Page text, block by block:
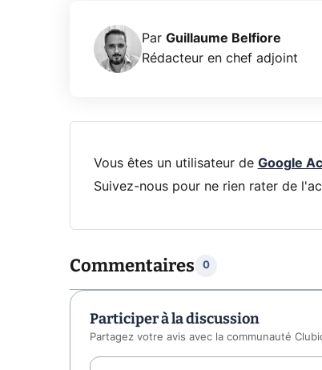
Par Guillaume Belfiore
Rédacteur en chef adjoint
Vous êtes un utilisateur de Google
Suivez-nous pour ne rien rater de
Commentaires 0
Participer à la discussion
Partagez votre avis avec la communauté